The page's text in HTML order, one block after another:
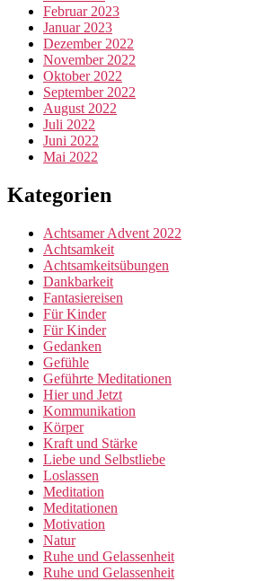
Februar 2023
Januar 2023
Dezember 2022
November 2022
Oktober 2022
September 2022
August 2022
Juli 2022
Juni 2022
Mai 2022
Kategorien
Achtsamer Advent 2022
Achtsamkeit
Achtsamkeitsübungen
Dankbarkeit
Fantasiereisen
Für Kinder
Für Kinder
Gedanken
Gefühle
Geführte Meditationen
Hier und Jetzt
Kommunikation
Körper
Kraft und Stärke
Liebe und Selbstliebe
Loslassen
Meditation
Meditationen
Motivation
Natur
Ruhe und Gelassenheit
Ruhe und Gelassenheit